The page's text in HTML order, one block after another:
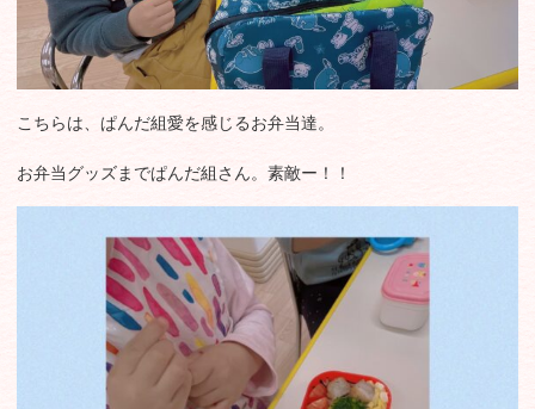
こちらは、ぱんだ組愛を感じるお弁当達。
お弁当グッズまでぱんだ組さん。素敵ー！！